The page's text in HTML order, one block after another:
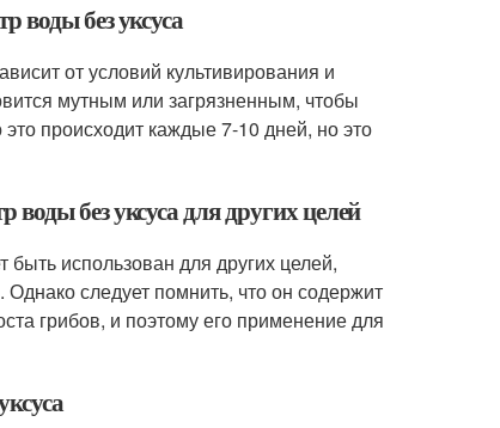
воды без уксуса
от условий культивирования и
мутным или загрязненным, чтобы
происходит каждые 7-10 дней, но это
без уксуса для других целей
использован для других целей,
следует помнить, что он содержит
грибов, и поэтому его применение для